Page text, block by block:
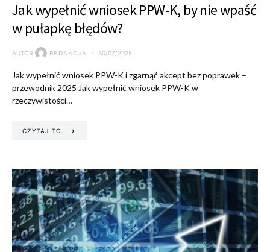
Jak wypełnić wniosek PPW-K, by nie wpaść
w pułapkę błędów?
AUTOR REDAKCJA 30/07/2025
Jak wypełnić wniosek PPW-K i zgarnąć akcept bez poprawek –
przewodnik 2025 Jak wypełnić wniosek PPW-K w
rzeczywistości…
CZYTAJ TO.